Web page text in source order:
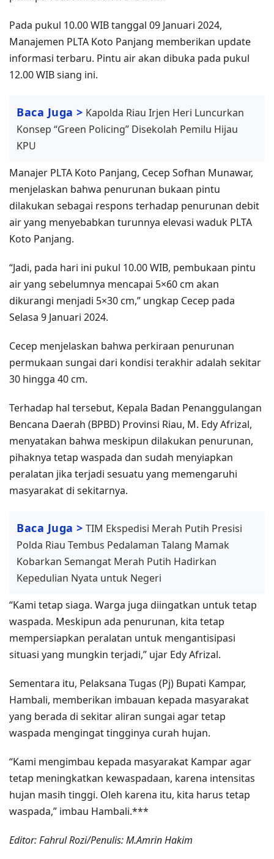
Pada pukul 10.00 WIB tanggal 09 Januari 2024,
Manajemen PLTA Koto Panjang memberikan update
informasi terbaru. Pintu air akan dibuka pada pukul
12.00 WIB siang ini.
Baca Juga > Kapolda Riau Irjen Heri Luncurkan
Konsep “Green Policing” Disekolah Pemilu Hijau
KPU
Manajer PLTA Koto Panjang, Cecep Sofhan Munawar,
menjelaskan bahwa penurunan bukaan pintu
dilakukan sebagai respons terhadap penurunan debit
air yang menyebabkan turunnya elevasi waduk PLTA
Koto Panjang.
“Jadi, pada hari ini pukul 10.00 WIB, pembukaan pintu
air yang sebelumnya mencapai 5×60 cm akan
dikurangi menjadi 5×30 cm,” ungkap Cecep pada
Selasa 9 Januari 2024.
Cecep menjelaskan bahwa perkiraan penurunan
permukaan sungai dari kondisi terakhir adalah sekitar
30 hingga 40 cm.
Terhadap hal tersebut, Kepala Badan Penanggulangan
Bencana Daerah (BPBD) Provinsi Riau, M. Edy Afrizal,
menyatakan bahwa meskipun dilakukan penurunan,
pihaknya tetap waspada dan sudah menyiapkan
peralatan jika terjadi sesuatu yang memengaruhi
masyarakat di sekitarnya.
Baca Juga > TIM Ekspedisi Merah Putih Presisi
Polda Riau Tembus Pedalaman Talang Mamak
Kobarkan Semangat Merah Putih Hadirkan
Kepedulian Nyata untuk Negeri
“Kami tetap siaga. Warga juga diingatkan untuk tetap
waspada. Meskipun ada penurunan, kita tetap
mempersiapkan peralatan untuk mengantisipasi
situasi yang mungkin terjadi,” ujar Edy Afrizal.
Sementara itu, Pelaksana Tugas (Pj) Bupati Kampar,
Hambali, memberikan imbauan kepada masyarakat
yang berada di sekitar aliran sungai agar tetap
waspada mengingat tingginya curah hujan.
“Kami mengimbau kepada masyarakat Kampar agar
tetap meningkatkan kewaspadaan, karena intensitas
hujan masih tinggi. Oleh karena itu, kita harus tetap
waspada,” imbau Hambali.***
Editor: Fahrul Rozi/Penulis: M.Amrin Hakim